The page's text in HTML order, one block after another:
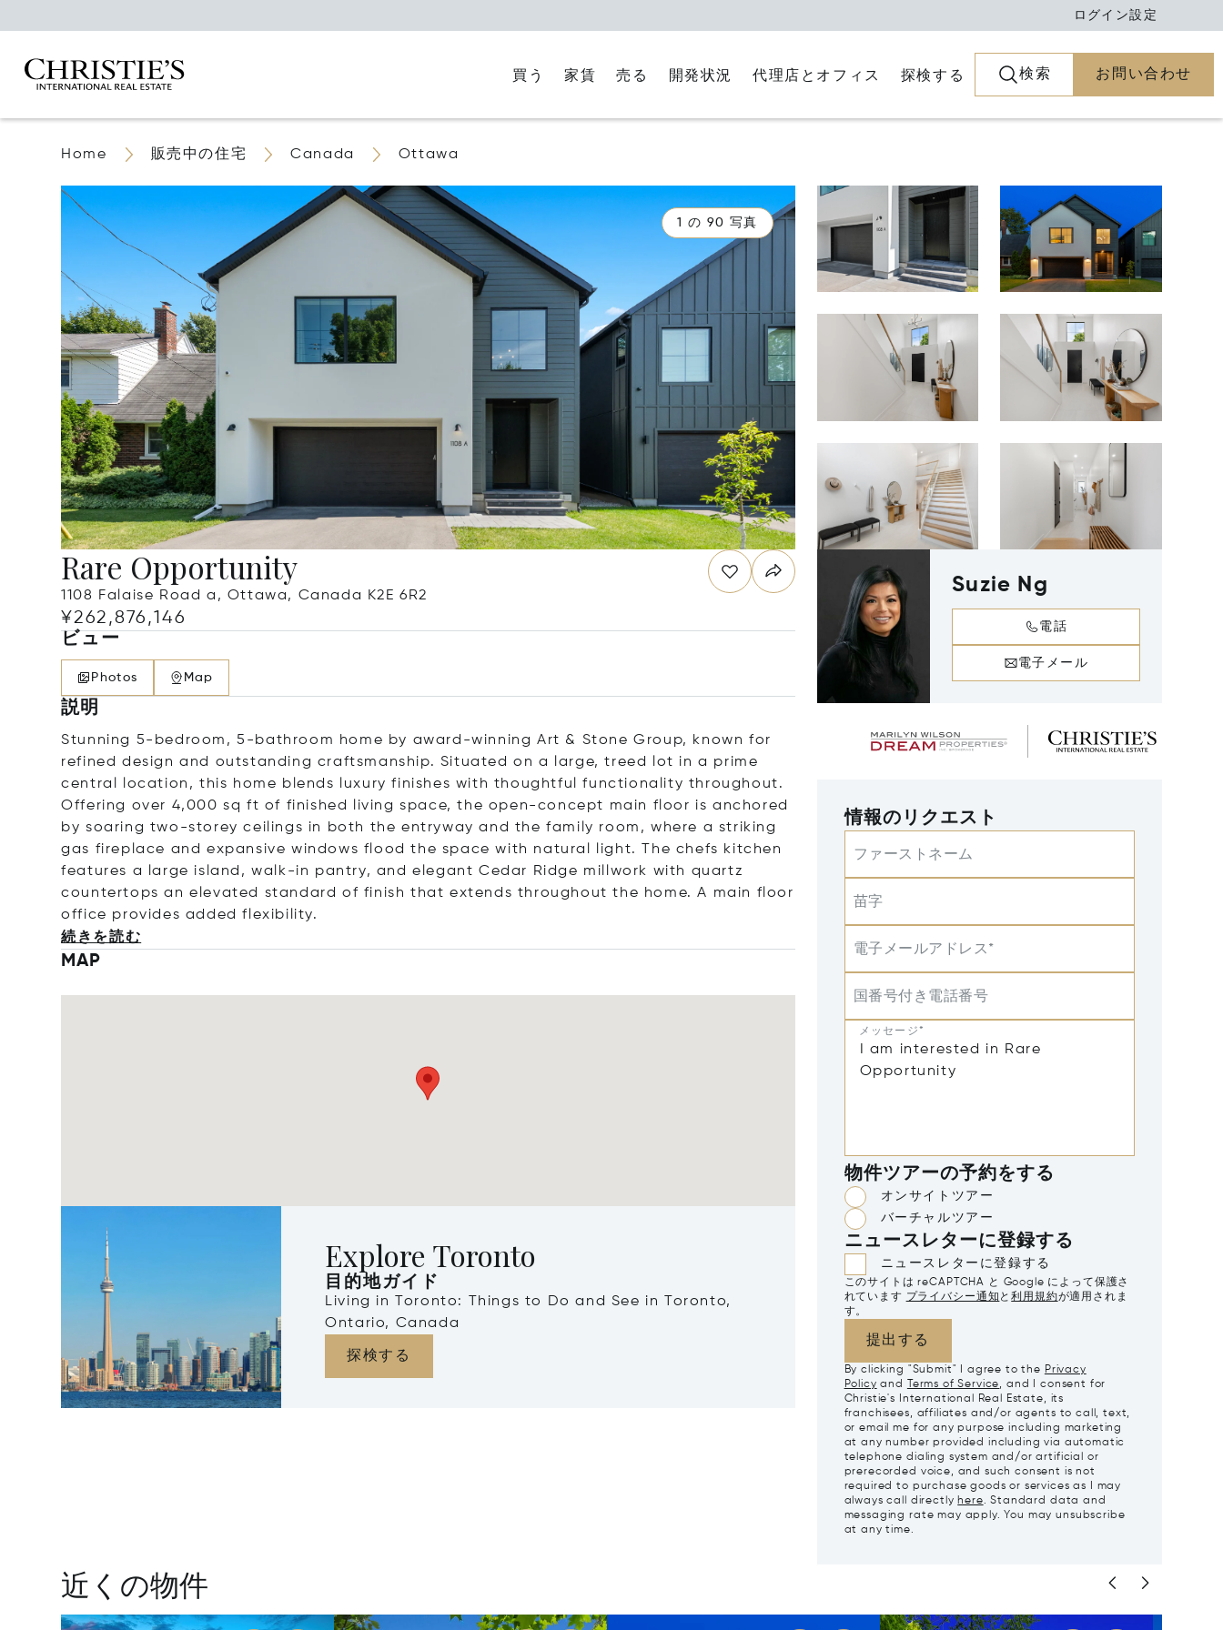
ログイン設定
買う 家賃 売る 開発状況 代理店とオフィス 探検する 検索 お問い合わせ
Home 販売中の住宅 Canada Ottawa
1 の 90 写真
Rare Opportunity
1108 Falaise Road a, Ottawa, Canada K2E 6R2
¥262,876,146
ビュー
Photos Map
説明
Stunning 5-bedroom, 5-bathroom home by award-winning Art & Stone Group, known for
refined design and outstanding craftsmanship. Situated on a large, treed lot in a prime
central location, this home blends luxury finishes with thoughtful functionality throughout.
Offering over 4,000 sq ft of finished living space, the open-concept main floor is anchored
by soaring two-storey ceilings in both the entryway and the family room, where a striking
gas fireplace and expansive windows flood the space with natural light. The chefs kitchen
features a large island, walk-in pantry, and elegant Cedar Ridge millwork with quartz
countertops an elevated standard of finish that extends throughout the home. A main floor
office provides added flexibi lity.
続きを読む
MAP
Explore Toronto
目的地ガイド
Living in Toronto: Things to Do and See in Toronto,
Ontario, Canada
探検する
Suzie Ng
電話
電子メール
情報のリクエスト
ファーストネーム
苗字
電子メールアドレス*
国番号付き電話番号
メッセージ*
物件ツアーの予約をする
オンサイトツアー
バーチャルツアー
ニュースレターに登録する
ニュースレターに登録する
このサイトは reCAPTCHA と Google によって保護さ
れています プライバシー通知 と利用規約が適用されま
す。
提出する
By clicking "Submit" I agree to the Privacy
Policy and Terms of Service, and I consent for
Christie's International Real Estate, its
franchisees, affiliates and/or agents to call, text,
or email me for any purpose including marketing
at any number provided including via automatic
telephone dialing system and/or artificial or
prerecorded voice, and such consent is not
required to purchase goods or services as I may
always call directly here. Standard data and
messaging rate may apply. You may unsubscribe
at any time.
近くの物件